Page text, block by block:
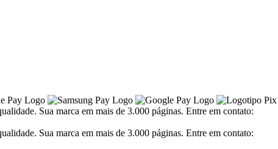
Sua marca em mais de 3.000 páginas. Entre em contato:
Sua marca em mais de 3.000 páginas. Entre em contato: